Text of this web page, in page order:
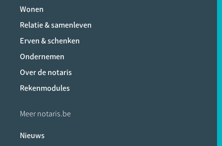
Wonen
Relatie & samenleven
Erven & schenken
Ondernemen
Over de notaris
Rekenmodules
Meer notaris.be
Nieuws